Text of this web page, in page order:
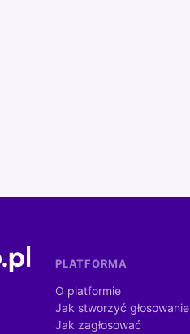
PLATFORMA
O platformie
Jak stworzyć głosowanie
Jak zagłosować